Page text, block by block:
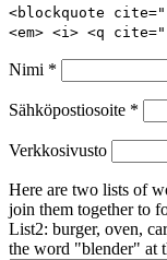
<blockquote
<em> <i> <q
Nimi *
Sähköpostiosoite *
Verkkosivusto
Here are two lists of
join them together to
List2: burger, oven,
the word "blender" at